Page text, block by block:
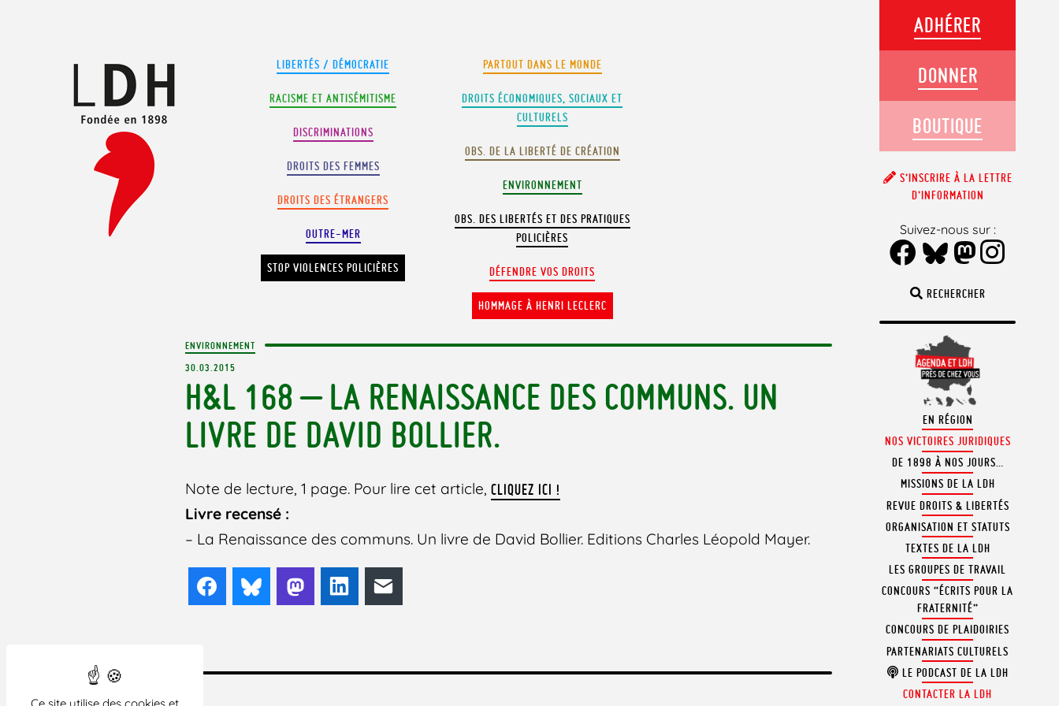
LIBERTÉS / DÉMOCRATIE
RACISME ET ANTISÉMITISME
DISCRIMINATIONS
DROITS DES FEMMES
DROITS DES ÉTRANGERS
OUTRE-MER
STOP VIOLENCES POLICIÈRES
PARTOUT DANS LE MONDE
DROITS ÉCONOMIQUES, SOCIAUX ET
CULTURELS
OBS. DE LA LIBERTÉ DE CRÉATION
ENVIRONNEMENT
OBS. DES LIBERTÉS ET DES PRATIQUES
POLICIÈRES
DÉFENDRE VOS DROITS
HOMMAGE À HENRI LECLERC
ENVIRONNEMENT
30.03.2015
H&L 168 – LA RENAISSANCE DES COMMUNS. UN
LIVRE DE DAVID BOLLIER.
Note de lecture, 1 page. Pour lire cet article,CLIQUEZ ICI !
Livre recensé :
– La Renaissance des communs. Un livre de David Bollier. Editions Charles Léopold Mayer.
FacebookBlueskyMastodonLinkedIn
RECHERCHER
EN RÉGION
NOS VICTOIRES JURIDIQUES
DE 1898 À NOS JOURS…
MISSIONS DE LA LDH
REVUE DROITS & LIBERTÉS
ORGANISATION ET STATUTS
TEXTES DE LA LDH
LES GROUPES DE TRAVAIL
CONCOURS “ÉCRITS POUR LA
FRATERNITÉ”
CONCOURS DE PLAIDOIRIES
PARTENARIATS CULTURELS
LE PODCAST DE LA LDH
CONTACTER LA LDH
ADHÉRER
DONNER
BOUTIQUE
S’INSCRIRE À LA LETTRE
D’INFORMATION
Suivez-nous sur :